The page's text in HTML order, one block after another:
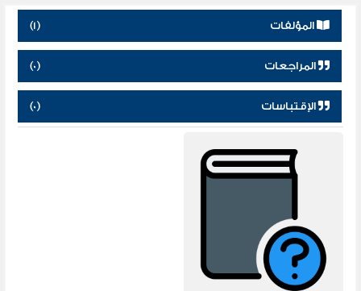
المؤلفات (1)
المراجعات (0)
الإقتباسات (0)